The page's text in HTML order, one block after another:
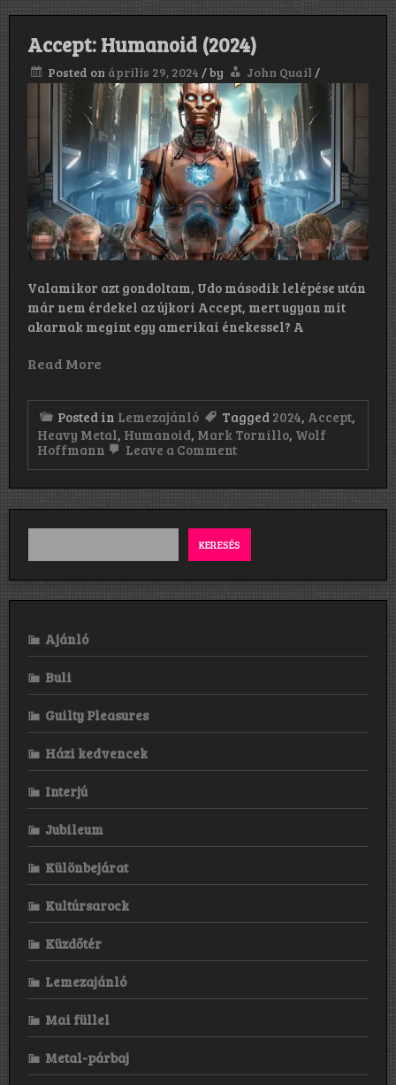
Accept: Humanoid (2024)
Posted on április 29, 2024 /by John Quail /
Valamikor azt gondoltam, Udo második lelépése után
már nem érdekel az újkori Accept, mert ugyan mit
akarnak megint egy amerikai énekessel? A
Read More
Posted in Lemezajánló Tagged 2024, Accept,
Heavy Metal, Humanoid, Mark Tornillo, Wolf
Hoffmann
Leave a Commenton
(2024)
KERESÉS
Ajánló
Buli
Guilty Pleasures
Házi kedvencek
Interjú
Jubileum
Különbejárat
Kultúrsarock
Küzdőtér
Lemezajánló
Mai füllel
Metal-párbaj